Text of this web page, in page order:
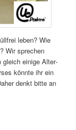
leben? Wie
Wir spre­chen
gleich eini­ge Alter­
könn­te ihr ein
denkt bit­te an